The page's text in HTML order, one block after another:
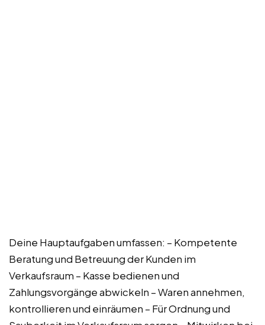
Deine Hauptaufgaben umfassen: – Kompetente
Beratung und Betreuung der Kunden im
Verkaufsraum – Kasse bedienen und
Zahlungsvorgänge abwickeln – Waren annehmen,
kontrollieren und einräumen – Für Ordnung und